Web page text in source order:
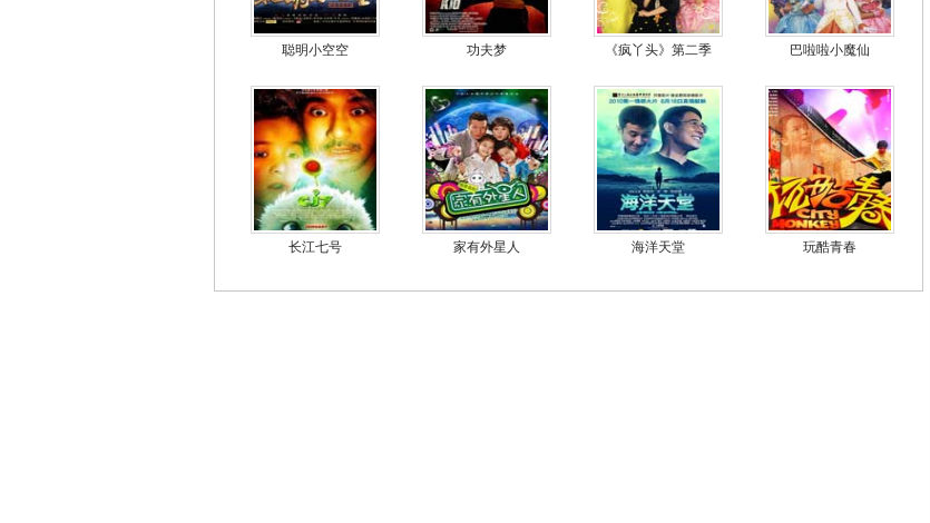
聪明小空空 功夫梦 《疯丫头》第二季 巴啦啦小魔仙
长江七号 家有外星人 海洋天堂 玩酷青春